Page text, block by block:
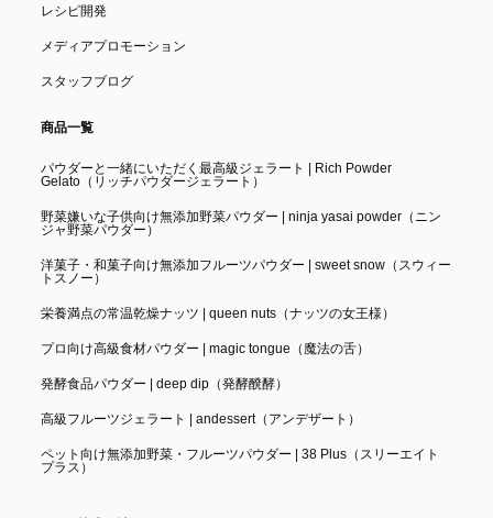
レシピ開発
メディアプロモーション
スタッフブログ
商品一覧
パウダーと一緒にいただく最高級ジェラート | Rich Powder
Gelato（リッチパウダージェラート）
野菜嫌いな子供向け無添加野菜パウダー | ninja yasai powder（ニン
ジャ野菜パウダー）
洋菓子・和菓子向け無添加フルーツパウダー | sweet snow（スウィー
トスノー）
栄養満点の常温乾燥ナッツ | queen nuts（ナッツの女王様）
プロ向け高級食材パウダー | magic tongue（魔法の舌）
発酵食品パウダー | deep dip（発酵醗酵）
高級フルーツジェラート | andessert（アンデザート）
ペット向け無添加野菜・フルーツパウダー | 38 Plus（スリーエイト
プラス）